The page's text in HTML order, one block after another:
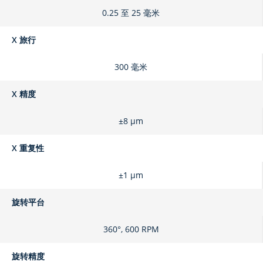
0.25 至 25 毫米
X 旅行
300 毫米
X 精度
±8 μm
X 重复性
±1 μm
旋转平台
360°, 600 RPM
旋转精度